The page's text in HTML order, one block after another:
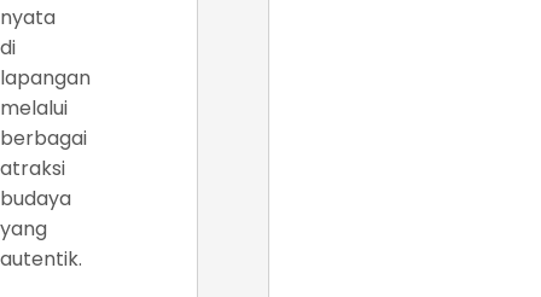
nyata
di
lapangan
melalui
berbagai
atraksi
budaya
yang
autentik.